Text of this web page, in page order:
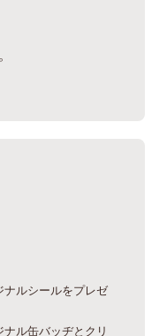
ルシールをプレゼ
ル缶バッヂとクリ